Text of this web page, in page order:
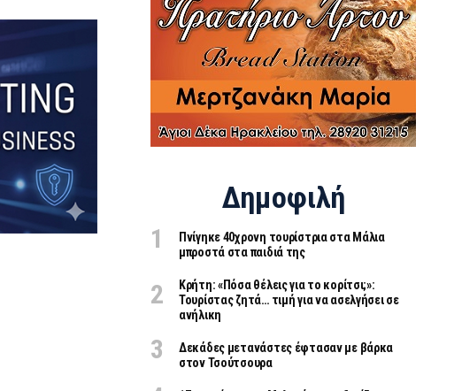
Δημοφιλή
Πνίγηκε 40χρονη τουρίστρια στα Μάλια
μπροστά στα παιδιά της
Κρήτη: «Πόσα θέλεις για το κορίτσι;»:
Τουρίστας ζητά… τιμή για να ασελγήσει σε
ανήλικη
Δεκάδες μετανάστες έφτασαν με βάρκα
στον Τσούτσουρα